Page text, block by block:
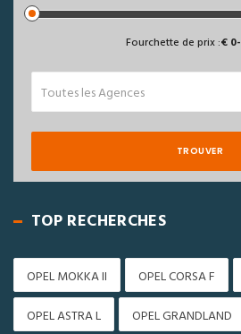
Fourchette de prix : 0-
Toutes les Agences
TROUVER
TOP RECHERCHES
OPEL MOKKA II OPEL CORSA F
OPEL ASTRA L
OPEL GRANDLAND